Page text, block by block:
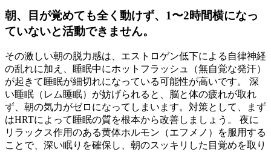
朝、目が覚めても全く動けず、1〜2時間横になっ
ていないと活動できません。
その激しい朝の脱力感は、エストロゲン低下による自律神経
の乱れに加え、睡眠中にホットフラッシュ（無自覚な発汗）
が起きて睡眠が細切れになっている可能性が高いです。 深
い睡眠（レム睡眠）が妨げられると、脳と体の疲れが取れ
ず、朝の気力がゼロになってしまいます。対策として、まず
はHRTによって睡眠の質を根本から改善しましょう。 夜に
リラックス作用のある黄体ホルモン（エフメノ）を服用する
ことで、深い眠りを確保し、朝のスッキリした目覚めを取り